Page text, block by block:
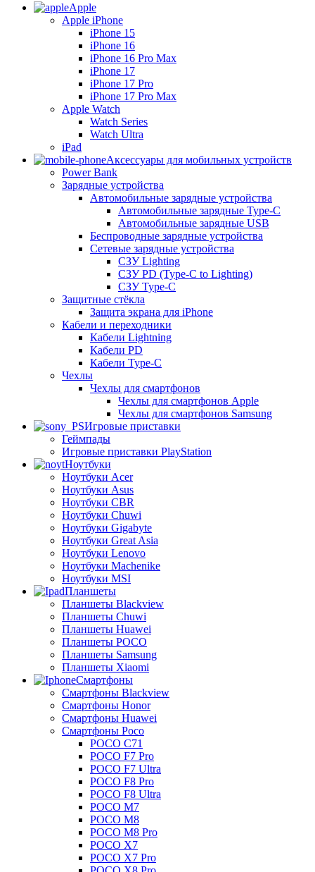
Apple
Apple iPhone
iPhone 15
iPhone 16
iPhone 16 Pro Max
iPhone 17
iPhone 17 Pro
iPhone 17 Pro Max
Apple Watch
Watch Series
Watch Ultra
iPad
Аксессуары для мобильных устройств
Power Bank
Зарядные устройства
Автомобильные зарядные устройства
Автомобильные зарядные Type-C
Автомобильные зарядные USB
Беспроводные зарядные устройства
Сетевые зарядные устройства
СЗУ Lighting
СЗУ PD (Type-C to Lighting)
СЗУ Type-C
Защитные стёкла
Защита экрана для iPhone
Кабели и переходники
Кабели Lightning
Кабели PD
Кабели Type-C
Чехлы
Чехлы для смартфонов
Чехлы для смартфонов Apple
Чехлы для смартфонов Samsung
Игровые приставки
Геймпады
Игровые приставки PlayStation
Ноутбуки
Ноутбуки Acer
Ноутбуки Asus
Ноутбуки CBR
Ноутбуки Chuwi
Ноутбуки Gigabyte
Ноутбуки Great Asia
Ноутбуки Lenovo
Ноутбуки Machenike
Ноутбуки MSI
Планшеты
Планшеты Blackview
Планшеты Chuwi
Планшеты Huawei
Планшеты POCO
Планшеты Samsung
Планшеты Xiaomi
Смартфоны
Смартфоны Blackview
Смартфоны Honor
Смартфоны Huawei
Смартфоны Poco
POCO C71
POCO F7 Pro
POCO F7 Ultra
POCO F8 Pro
POCO F8 Ultra
POCO M7
POCO M8
POCO M8 Pro
POCO X7
POCO X7 Pro